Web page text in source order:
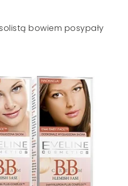
bowiem posypały